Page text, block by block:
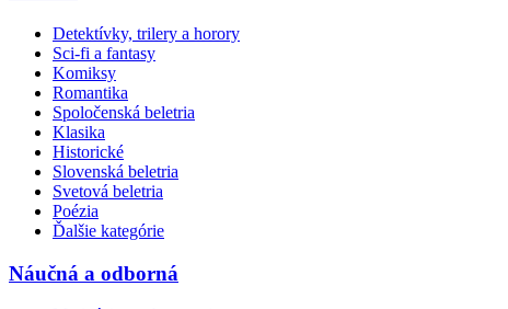
Detektívky, trilery a horory
Sci-fi a fantasy
Komiksy
Romantika
Spoločenská beletria
Klasika
Historické
Slovenská beletria
Svetová beletria
Poézia
Ďalšie kategórie
Náučná a odborná